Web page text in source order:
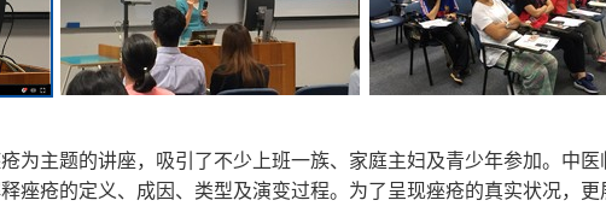
为主题的讲座，吸引了不少上班一族、家庭主妇及青少年参加。中
痤疮的定义、成因、类型及演变过程。为了呈现痤疮的真实状况，更